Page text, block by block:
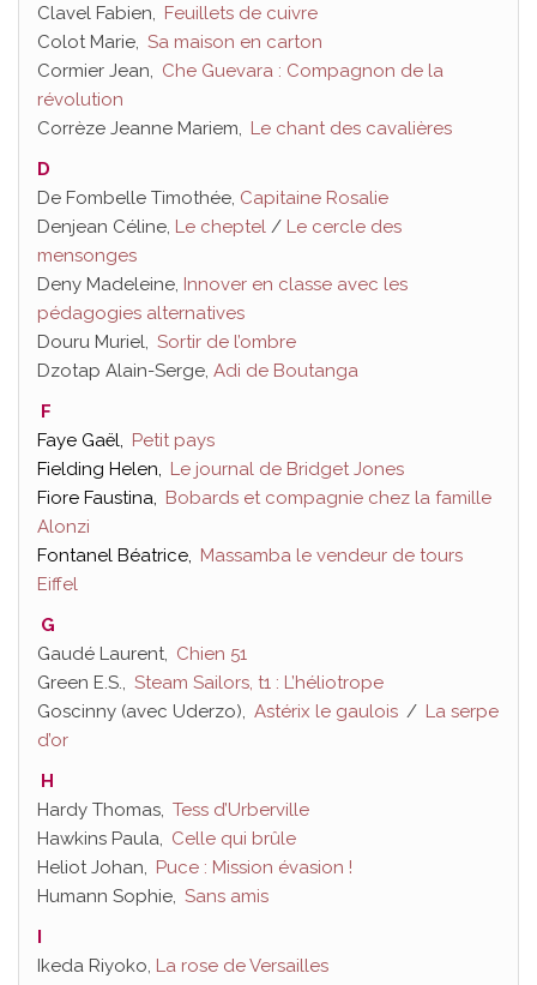
Clavel Fabien, Feuillets de cuivre
Colot Marie, Sa maison en carton
Cormier Jean, Che Guevara : Compagnon de la
révolution
Corrèze Jeanne Mariem, Le chant des cavalières
D
De Fombelle Timothée, Capitaine Rosalie
Denjean Céline, Le cheptel / Le cercle des
mensonges
Deny Madeleine, Innover en classe avec les
pédagogies alternatives
Douru Muriel, Sortir de l’ombre
Dzotap Alain-Serge, Adi de Boutanga
F
Faye Gaël, Petit pays
Fielding Helen, Le journal de Bridget Jones
Fiore Faustina, Bobards et compagnie chez la famille
Alonzi
Fontanel Béatrice, Massamba le vendeur de tours
Eiffel
G
Gaudé Laurent, Chien 51
Green E.S., Steam Sailors, t1 : L’héliotrope
Goscinny (avec Uderzo), Astérix le gaulois / La serpe
d’or
H
Hardy Thomas, Tess d’Urberville
Hawkins Paula, Celle qui brûle
Heliot Johan, Puce : Mission évasion !
Humann Sophie, Sans amis
I
Ikeda Riyoko, La rose de Versailles